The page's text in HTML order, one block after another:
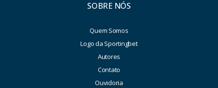
SOBRE NÓS
Quem Somos
Logo da Sportingbet
Autores
Contato
Ouvidoria